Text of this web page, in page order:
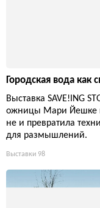
Городская вода как
Выставка SAVE!ING
ожницы Мари Йешке
не и превратила
для размышлений.
Выставки 98